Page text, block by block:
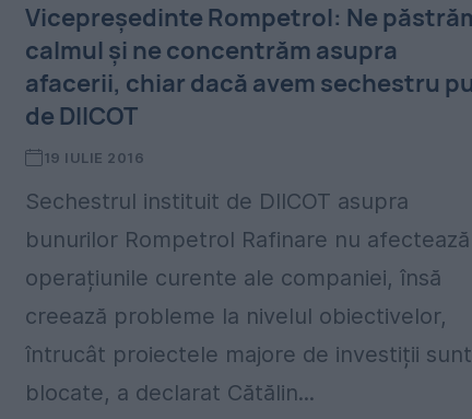
Vicepreședinte Rompetrol: Ne
calmul și ne concentrăm asupra
afacerii, chiar dacă avem sechestru
de DIICOT
19 IULIE 2016
Sechestrul instituit de DIICOT asupra
bunurilor Rompetrol Rafinare nu afectează
operațiunile curente ale companiei, însă
creează probleme la nivelul obiectivelor,
întrucât proiectele majore de investiții sunt
blocate, a declarat Cătălin...